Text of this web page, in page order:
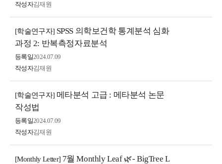
작성자김재원
[학술연구자] SPSS 의학보건학 통계분석 심화
과정 2: 반복측정자료분석
등록일2024.07.09
작성자김재원
[학술연구자] 메타분석 고급 : 메타분석 논문
작성법
등록일2024.07.09
작성자김재원
[Monthly Letter] 7월 Monthly Leaf 🌿- BigTree L